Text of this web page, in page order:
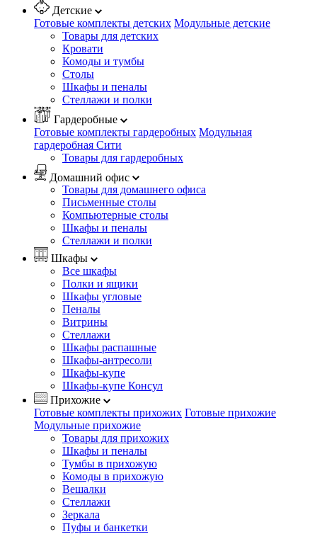
Детские
Готовые комплекты детских Модульные детские
Товары для детских
Кровати
Комоды и тумбы
Столы
Шкафы и пеналы
Стеллажи и полки
Гардеробные
Готовые комплекты гардеробных Модульная
гардеробная Сити
Товары для гардеробных
Домашний офис
Товары для домашнего офиса
Письменные столы
Компьютерные столы
Шкафы и пеналы
Стеллажи и полки
Шкафы
Все шкафы
Полки и ящики
Шкафы угловые
Пеналы
Витрины
Стеллажи
Шкафы распашные
Шкафы-антресоли
Шкафы-купе
Шкафы-купе Консул
Прихожие
Готовые комплекты прихожих Готовые прихожие
Модульные прихожие
Товары для прихожих
Шкафы и пеналы
Тумбы в прихожую
Комоды в прихожую
Вешалки
Стеллажи
Зеркала
Пуфы и банкетки